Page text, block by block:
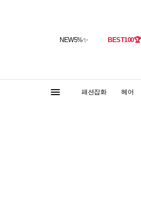
NEW5%✨ BEST100🏆
패션잡화 헤어